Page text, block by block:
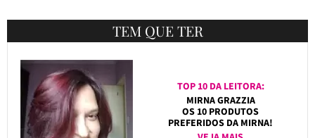
TEM QUE TER
TOP 10 DA LEITORA:
MIRNA GRAZZIA
OS 10 PRODUTOS
PREFERIDOS DA MIRNA!